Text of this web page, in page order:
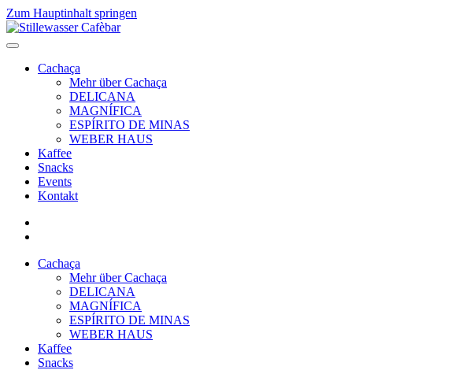
Zum Hauptinhalt springen
Cachaça
Mehr über Cachaça
DELICANA
MAGNÍFICA
ESPÍRITO DE MINAS
WEBER HAUS
Kaffee
Snacks
Events
Kontakt
Cachaça
Mehr über Cachaça
DELICANA
MAGNÍFICA
ESPÍRITO DE MINAS
WEBER HAUS
Kaffee
Snacks